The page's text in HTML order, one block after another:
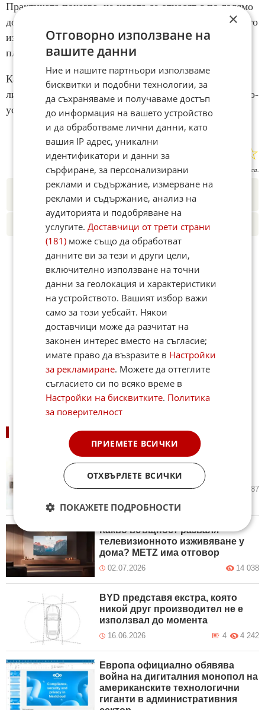
Практиката показва, че хората се отнасят с по-голямо
доверие на органичните резултати в търсачките, които
излизат на техните запитвания, отколкото на
платената онлайн реклама.
Качествената SEO оптимизация ви гарантира
лидерско присъствие в търсачките и следователно, по-
успешен бизнес.
Поставете оценка: ☆
☆
гласа.
Новините на Fakti.bg – въвFacebook,Instagram,
канал Viber,X
Четете ни и в Google News
ПОДОБНИ НОВИНИ
Създадена е слънчева клетка с
рекордна ефективност
10.07.2026 4 687
Какво всъщност разваля
телевизионното изживяване у
дома? METZ има отговор
02.07.2026 14 038
BYD представя екстра, която
никой друг производител не е
използвал до момента
16.06.2026 4 242
4
Европа официално обявява
война на дигиталния монопол на
американските технологични
гиганти в административния
×
Отговорно използване на
вашите данни
Ние и нашите партньори използваме
бисквитки и подобни технологии, за
да съхраняваме и получаваме достъп
до информация на вашето устройство
и да обработваме лични данни, като
вашия IP адрес, уникални
идентификатори и данни за
сърфиране, за персонализирани
реклами и съдържание, измерване на
реклами и съдържание, анализ на
аудиторията и подобряване на
услугите.Доставчици от трети страни
(181) може също да обработват
данните ви за тези и други цели,
включително използване на точни
данни за геолокация и характеристики
на устройството. Вашият избор важи
само за този уебсайт. Някои
доставчици може да разчитат на
законен интерес вместо на съгласие;
имате право да възразите в Настройки
за рекламиране. Можете да оттеглите
съгласието си по всяко време в
Настройки на бисквитките. Политика
за поверителност
ПРИЕМЕТЕ ВСИЧКИ
ОТХВЪРЛЕТЕ ВСИЧКИ
ПОКАЖЕТЕ ПОДРОБНОСТИ